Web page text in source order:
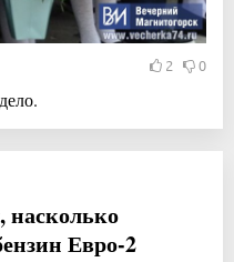
2 0
насколько
Евро-2